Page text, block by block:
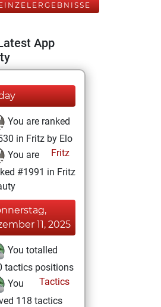
App
You are ranked
in Fritz by Elo
Fritz
You are
#1991 in Fritz
11, 2025
You totalled
tactics positions
Tactics
You
118 tactics